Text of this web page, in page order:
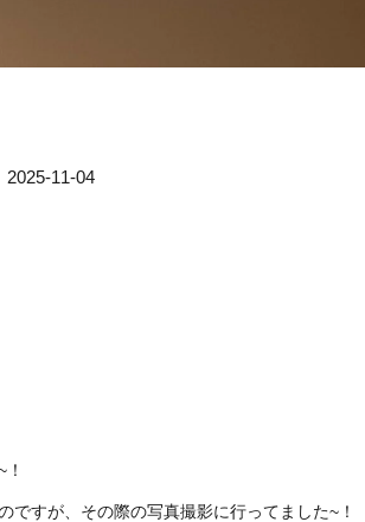
2025-11-04
すが、その際の写真撮影に行ってました~！